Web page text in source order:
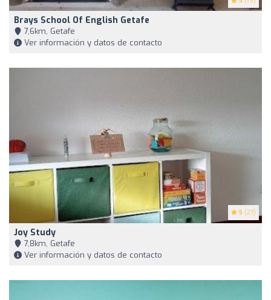
Brays School Of English Getafe
7,6km, Getafe
Ver información y datos de contacto
5 (27)
Joy Study
7,8km, Getafe
Ver información y datos de contacto